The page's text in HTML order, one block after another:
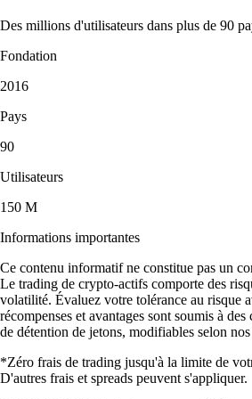
Des millions d'utilisateurs dans plus de 90
Fondation
2016
Pays
90
Utilisateurs
150 M
Informations importantes
Ce contenu informatif ne constitue pas un
Le trading de crypto-actifs comporte des
volatilité. Évaluez votre tolérance au risque
récompenses et avantages sont soumis à
de détention de jetons, modifiables selon
*Zéro frais de trading jusqu'à la limite de
D'autres frais et spreads peuvent s'appliquer.